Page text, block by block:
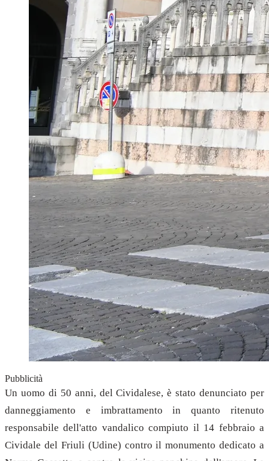
Pubblicità
Un uomo di 50 anni, del Cividalese, è stato denunciato per
danneggiamento e imbrattamento in quanto ritenuto
responsabile dell'atto vandalico compiuto il 14 febbraio a
Cividale del Friuli (Udine) contro il monumento dedicato a